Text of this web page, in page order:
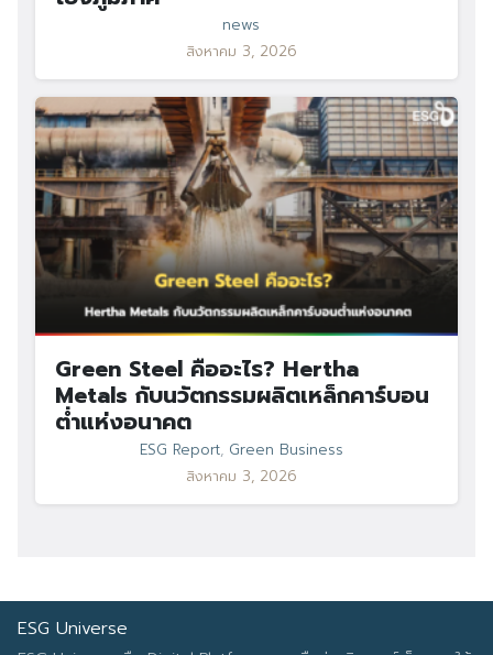
news
สิงหาคม 3, 2026
Green Steel คืออะไร? Hertha
Metals กับนวัตกรรมผลิตเหล็กคาร์บอน
ต่ำแห่งอนาคต
ESG Report, Green Business
สิงหาคม 3, 2026
ESG Universe